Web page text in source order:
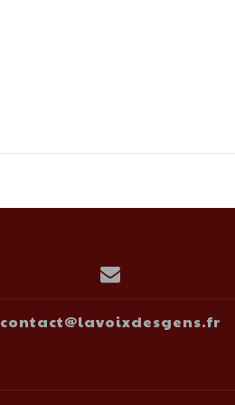
contact@lavoixdesgens.fr